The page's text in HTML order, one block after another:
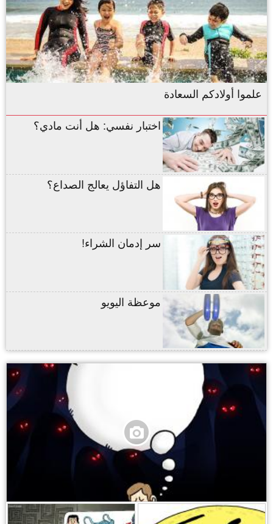
علموا أولادكم السعادة
اختبار نفسي: هل أنت مادي؟
هل التفاؤل يعالج الصداع؟
سر إدمان الشراء!
موعظة اليويو
,
,